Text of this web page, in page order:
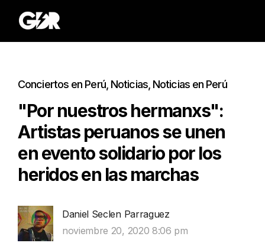
Conciertos en Perú, Noticias, Noticias en Perú
"Por nuestros hermanxs":
Artistas peruanos se unen
en evento solidario por los
heridos en las marchas
Daniel Seclen Parraguez
noviembre 20, 2020 8:06 pm